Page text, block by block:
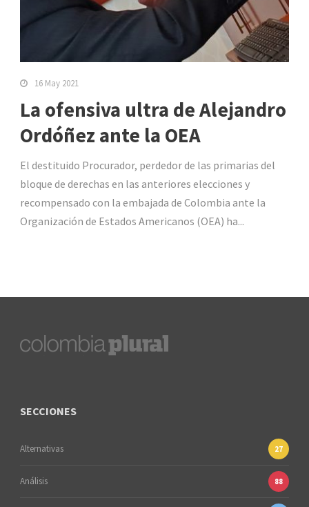
16 May 2021
La ofensiva ultra de Alejandro
Ordóñez ante la OEA
El destituido Procurador, perdedor de las primarias del
bloque de derechas en las anteriores elecciones y
recompensado con la embajada de Colombia ante la
Organización de Estados Americanos (OEA) ha...
SECCIONES
Alternativas 27
Análisis 88